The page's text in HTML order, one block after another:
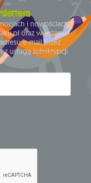
i nowościach
oraz wyrażam
e-mail przez
z usługą subskrypcji